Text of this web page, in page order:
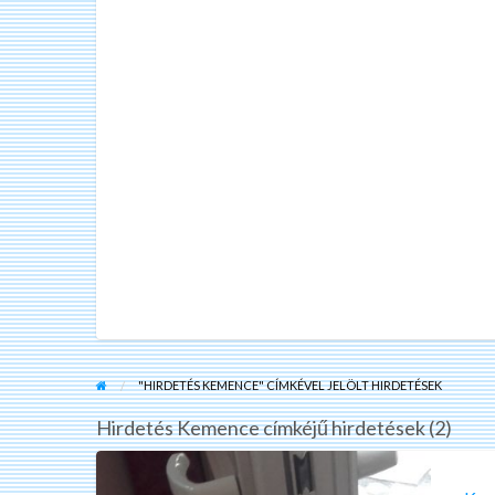
"HIRDETÉS KEMENCE" CÍMKÉVEL JELÖLT HIRDETÉSEK
Hirdetés Kemence címkéjű hirdetések (2)
Kemence